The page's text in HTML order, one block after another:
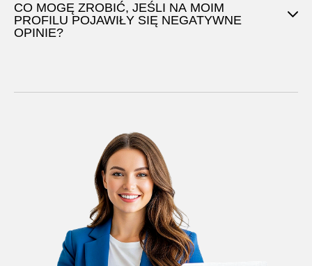
CO MOGĘ ZROBIĆ, JEŚLI NA MOIM
PROFILU POJAWIŁY SIĘ NEGATYWNE
OPINIE?